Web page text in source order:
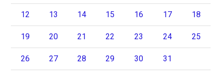
12 13 14 15 16 17 18
19 20 21 22 23 24 25
26 27 28 29 30 31